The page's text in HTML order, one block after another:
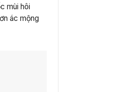
mùi hôi
ác mộng